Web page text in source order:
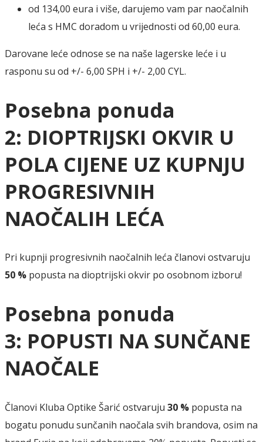
od 134,00 eura i više, darujemo vam par naočalnih
leća s HMC doradom u vrijednosti od 60,00 eura.
Darovane leće odnose se na naše lagerske leće i u
rasponu su od +/- 6,00 SPH i +/- 2,00 CYL.
Posebna ponuda
2: DIOPTRIJSKI OKVIR U
POLA CIJENE UZ KUPNJU
PROGRESIVNIH
NAOČALIH LEĆA
Pri kupnji progresivnih naočalnih leća članovi ostvaruju
50 % popusta na dioptrijski okvir po osobnom izboru!
Posebna ponuda
3: POPUSTI NA SUNČANE
NAOČALE
Članovi Kluba Optike Šarić ostvaruju 30 % popusta na
bogatu ponudu sunčanih naočala svih brandova, osim na